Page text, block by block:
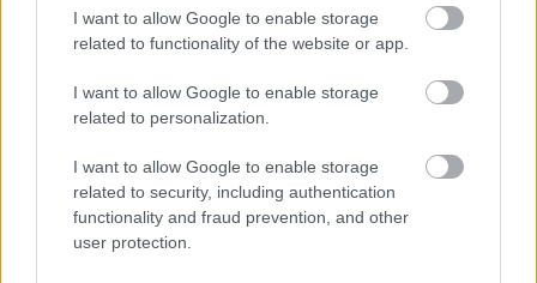
I want to allow Google to enable storage
related to functionality of the website or app.
I want to allow Google to enable storage
related to personalization.
I want to allow Google to enable storage
related to security, including authentication
functionality and fraud prevention, and other
user protection.